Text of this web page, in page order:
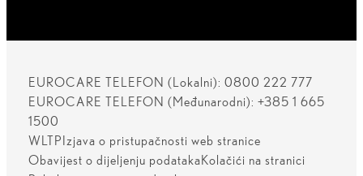
EUROCARE TELEFON (Lokalni): 0800 222 777
EUROCARE TELEFON (Međunarodni): +385 1 665
1500
WLTP Izjava o pristupačnosti web stranice
Obavijest o dijeljenju podatakaKolačići na stranici